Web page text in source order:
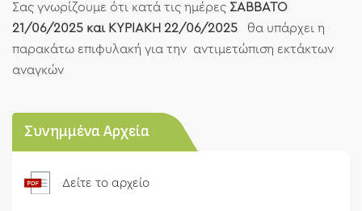
Σας γνωρίζουμε ότι κατά τις ημέρες ΣΑΒΒΑΤΟ
21/06/2025 και ΚΥΡΙΑΚΗ 22/06/2025 θα υπάρχει η
παρακάτω επιφυλακή για την αντιμετώπιση εκτάκτων
αναγκών
Συνημμένα Αρχεία
Δείτε το αρχείο